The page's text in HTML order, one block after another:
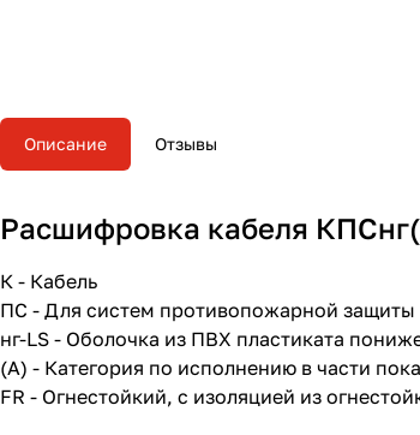
Описание Отзывы
Расшифровка кабеля
К - Кабель
ПС - Для систем противопожарной защиты
нг-LS - Оболочка из ПВХ пластиката
(А) - Категория по исполнению в части
FR - Огнестойкий, с изоляцией из